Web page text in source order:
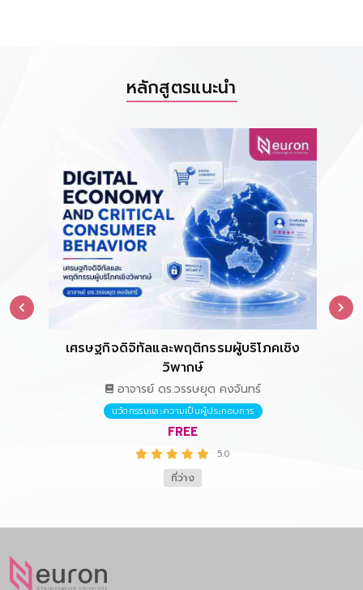
หลักสูตรแนะนำ
เศรษฐกิจดิจิทัลและพฤติกรรมผู้บริโภคเชิง
วิพากษ์
อาจารย์ ดร.วรรษยุต คงจันทร์
นวัตกรรมและความเป็นผู้ประกอบการ
FREE
5.0
ที่ว่าง